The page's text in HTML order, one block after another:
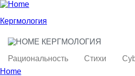
Skip to main content
Skip to search
Кергмология
КЕРГМОЛОГИЯ
toggle
Main menu
Рациональность Стихи
Home